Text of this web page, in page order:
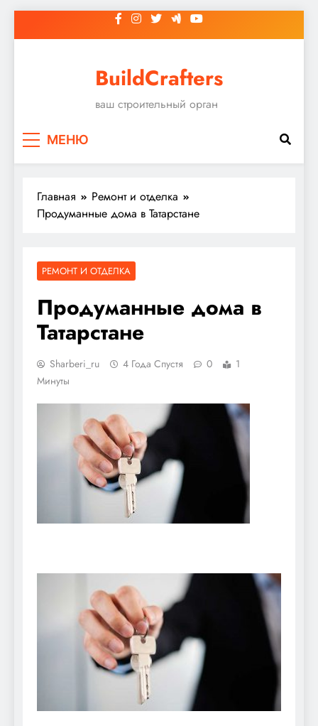
к
BuildCrafters
ваш строительный орган
МЕНЮ
Главная
Ремонт и отделка
Продуманные дома в Татарстане
РЕМОНТ И ОТДЕЛКА
Продуманные дома в
Татарстане
Sharberi_ru 4 Года Спустя 0
1
Минуты